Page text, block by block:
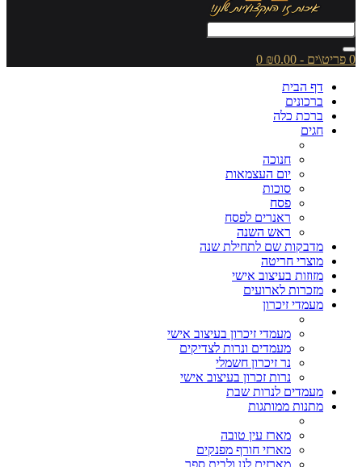
0 פריט\ים - ₪0.00
0
דף הבית
ברכונים
ברכת כלה
חגים
חנוכה
יום העצמאות
סוכות
פסח
ראנרים לפסח
ראש השנה
מדבקות שם לתחילת שנה
מוצרי חריטה
מזוזות בעיצוב אישי
מזכרות לארועים
מעמדי זיכרון
מעמדי זיכרון בעיצוב אישי
מעמדים ונרות לצדיקים
נר זיכרון חשמלי
נרות זכרון בעיצוב אישי
מעמדים לנרות שבת
מתנות ממותגות
מארז עין טובה
מארזי חורף מפנקים
מארזים לגן ולבית ספר